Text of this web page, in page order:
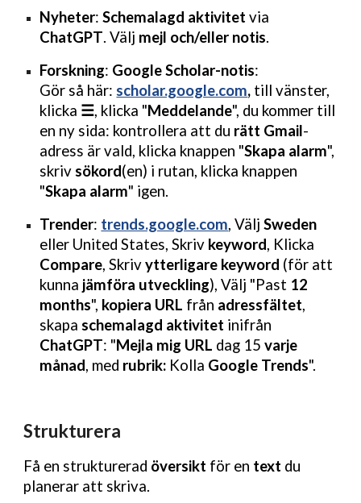
Nyheter:Schemalagd aktivitet via
ChatGPT. Välj mejl och/eller notis.
Forskning: Google Scholar-notis:
Gör så här: scholar.google.com, till vänster,
klicka ☰, klicka "Meddelande", du kommer till
en ny sida: kontrollera att du rätt Gmail-
adress är vald, klicka knappen "Skapa alarm",
skrivsökord(en) i rutan, klicka knappen
"Skapa alarm" igen.
Trender: trends.google.com, VäljSweden
eller United States, Skriv keyword, Klicka
Compare, Skrivytterligare keyword (för att
kunna jämföra utveckling), Välj "Past 12
months", kopiera URL från adressfältet,
skapaschemalagd aktivitet inifrån
ChatGPT: "Mejla mig URL dag 15varje
månad, med rubrik: Kolla Google Trends".
Strukturera
Få en strukturerad översikt för en text du
planerar att skriva.